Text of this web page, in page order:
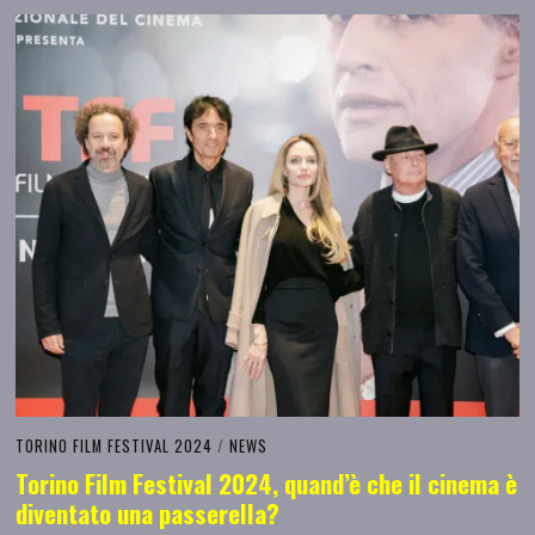
TORINO FILM FESTIVAL 2024 / NEWS
Torino Film Festival 2024, quand’è che il cinema è
diventato una passerella?